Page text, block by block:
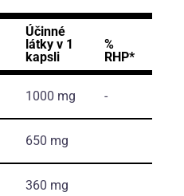
Účinné
látky v 1
kapsli
%
RHP*
1000 mg -
650 mg
360 mg